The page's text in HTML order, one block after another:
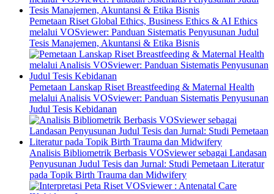
Pemetaan Riset Global Ethics, Business Ethics & AI Ethics
melalui VOSviewer: Panduan Sistematis Penyusunan Judul
Tesis Manajemen, Akuntansi & Etika Bisnis
Pemetaan Lanskap Riset Breastfeeding & Maternal Health
melalui Analisis VOSviewer: Panduan Sistematis Penyusunan
Judul Tesis Kebidanan
Analisis Bibliometrik Berbasis VOSviewer sebagai Landasan
Penyusunan Judul Tesis dan Jurnal: Studi Pemetaan Literatur
pada Topik Birth Trauma dan Midwifery